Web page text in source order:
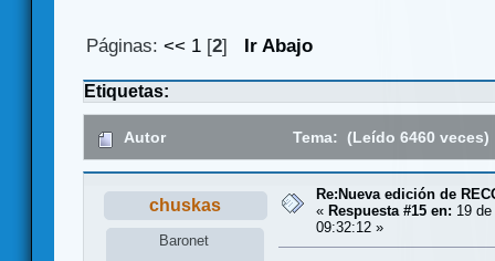
Páginas:<< 1 [2] Ir Abajo
Etiquetas:
Autor Tema: (Leído 6460 veces)
chuskas
Baronet
Re:Nueva edición de
« Respuesta #15 en: 19
09:32:12 »